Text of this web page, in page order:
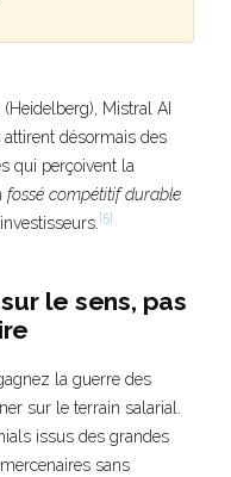
Mistral AI
attirent désormais des
qui perçoivent la
fossé compétitif durable
[5]
le sens, pas
la guerre des
sur le terrain salarial.
issus des grandes
sans